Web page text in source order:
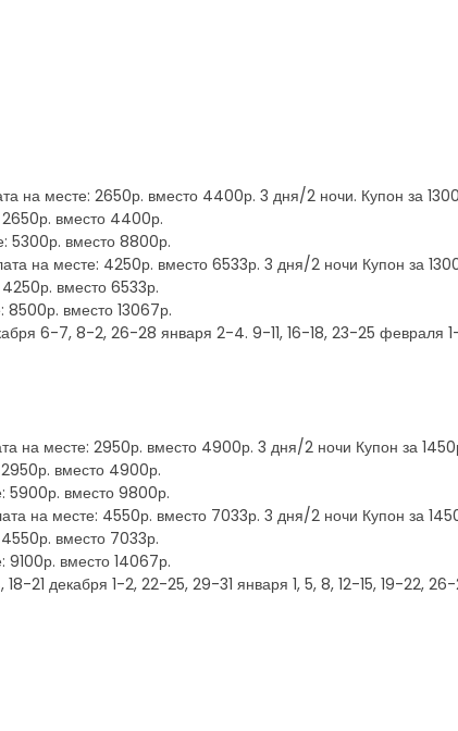
на месте: 2650р. вместо 4400р. 3 дня/2 ночи. Купон за
вместо 4400р.
5300р. вместо 8800р.
на месте: 4250р. вместо 6533р. 3 дня/2 ночи Купон за
вместо 6533р.
8500р. вместо 13067р.
6-7, 8-2, 26-28 января 2-4. 9-11, 16-18, 23-25 февраля
на месте: 2950р. вместо 4900р. 3 дня/2 ночи Купон за
вместо 4900р.
5900р. вместо 9800р.
на месте: 4550р. вместо 7033р. 3 дня/2 ночи Купон за
вместо 7033р.
9100р. вместо 14067р.
21 декабря 1-2, 22-25, 29-31 января 1, 5, 8, 12-15, 19-22,